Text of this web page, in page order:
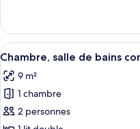
Chambre,
salle
de
bains
commune
(Private,
717)
le
type
de
Chambre,
salle
de
bains
Afficher
toutes
les
photos
pour
7
Chambre, salle de bains
9 m²
1 chambre
2 personnes